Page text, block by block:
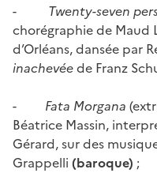
- Twenty-seven
chorégraphie de Maud
d’Orléans, dansée par
inachevéede Franz
- Fata Morgana
Béatrice Massin,
Gérard, sur des
Grappelli (baroque) ;